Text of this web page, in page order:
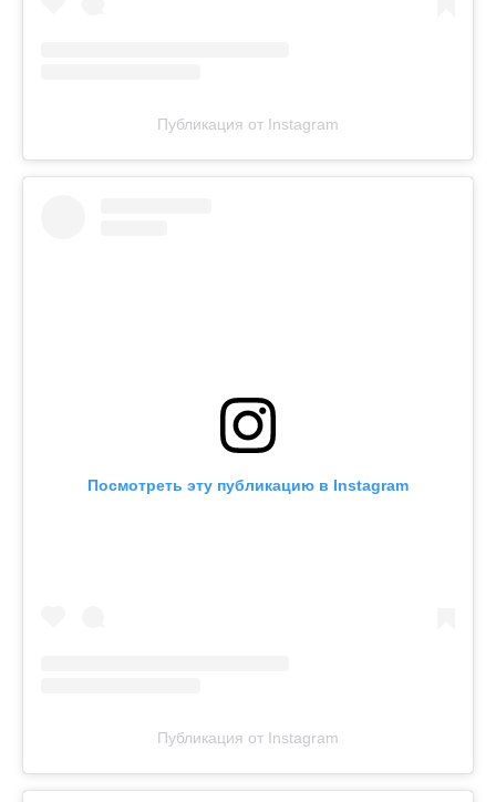
Публикация от Instagram
Посмотреть эту публикацию в Instagram
Публикация от Instagram